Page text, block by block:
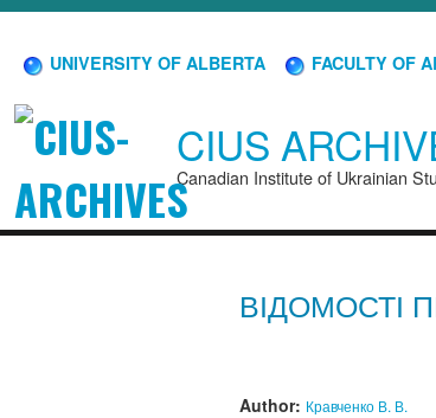
UNIVERSITY OF ALBERTA FACULTY OF
CIUS
Canadian Institute of Ukrainian
ВІДОМОСТІ
Author: Кравченко В. В.